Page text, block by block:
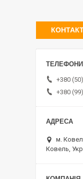
+380
+380
м.
Ковель,